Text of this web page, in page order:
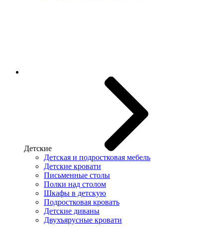
Детские
Детская и подростковая мебель
Детские кровати
Письменные столы
Полки над столом
Шкафы в детскую
Подростковая кровать
Детские диваны
Двухъярусные кровати